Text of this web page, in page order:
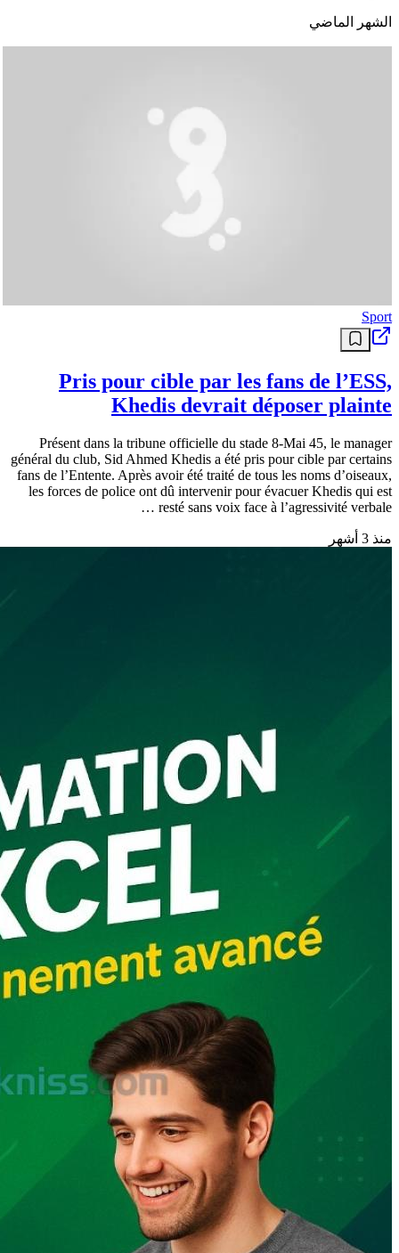
الشهر الماضي
Sport
Pris pour cible par les fans de l’ESS,
Khedis devrait déposer plainte
Présent dans la tribune officielle du stade 8-Mai 45, le manager
général du club, Sid Ahmed Khedis a été pris pour cible par certains
fans de l’Entente. Après avoir été traité de tous les noms d’oiseaux,
les forces de police ont dû intervenir pour évacuer Khedis qui est
resté sans voix face à l’agressivité verbale …
منذ 3 أشهر